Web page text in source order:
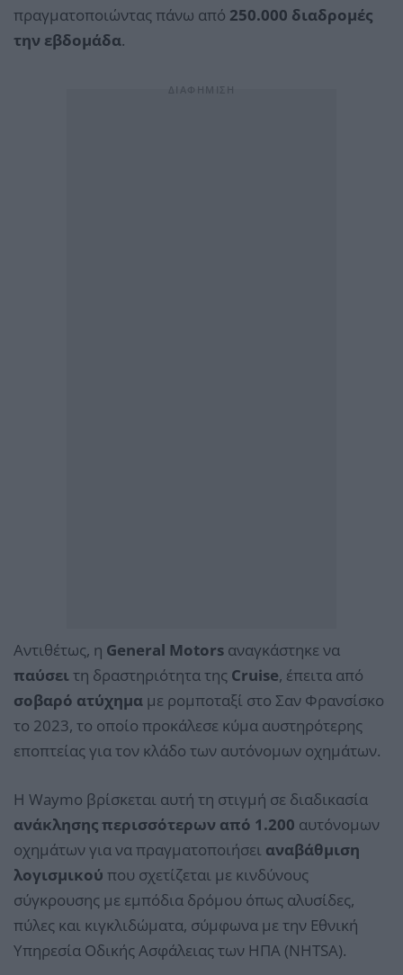
πραγματοποιώντας πάνω από 250.000 διαδρομές
την εβδομάδα.
Αντιθέτως, η General Motors αναγκάστηκε να
παύσειτη δραστηριότητα της Cruise, έπειτα από
σοβαρό ατύχημα με ρομποταξί στο Σαν Φρανσίσκο
το 2023, το οποίο προκάλεσε κύμα αυστηρότερης
εποπτείας για τον κλάδο των αυτόνομων οχημάτων.
Η Waymo βρίσκεται αυτή τη στιγμή σε διαδικασία
ανάκλησης περισσότερων από 1.200 αυτόνομων
οχημάτων για να πραγματοποιήσει αναβάθμιση
λογισμικού που σχετίζεται με κινδύνους
σύγκρουσης με εμπόδια δρόμου όπως αλυσίδες,
πύλες και κιγκλιδώματα, σύμφωνα με την Εθνική
Υπηρεσία Οδικής Ασφάλειας των ΗΠΑ (NHTSA).